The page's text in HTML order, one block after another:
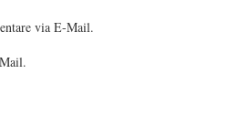
via E-Mail.